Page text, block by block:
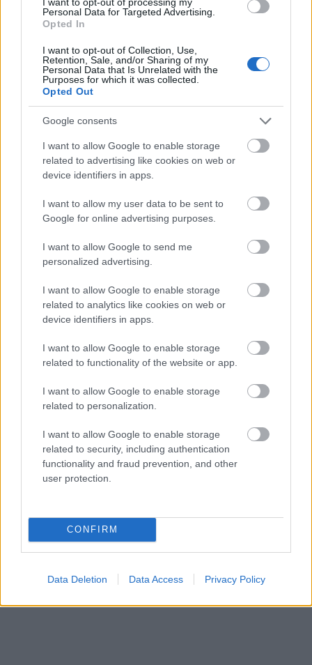
Personal Data for Targeted Advertising.
Opted In
I want to opt-out of Collection, Use,
Retention, Sale, and/or Sharing of my
Personal Data that Is Unrelated with the
Purposes for which it was collected.
Opted Out
Google consents
I want to allow Google to enable storage
related to advertising like cookies on web or
device identifiers in apps.
I want to allow my user data to be sent to
Google for online advertising purposes.
I want to allow Google to send me
personalized advertising.
I want to allow Google to enable storage
related to analytics like cookies on web or
device identifiers in apps.
I want to allow Google to enable storage
related to functionality of the website or app.
I want to allow Google to enable storage
related to personalization.
I want to allow Google to enable storage
related to security, including authentication
functionality and fraud prevention, and other
user protection.
CONFIRM
Data Deletion Data Access Privacy Policy
Το μεγάλο ρεκόρ του Κριστιάνο Ρονάλντο, που
δύσκολα θα καταρριφθεί
23:21
Νύχτα: Έβδομη σύλληψη για τις επιθέσεις σε
καταστήματα στην Πάτρα
Ο Ολυμπιακός ακίνδυνος δεν βρήκε λύσεις και
γκολ, έμεινε στο μηδέν με τη Ναϊμέγκεν
«Είχα για 2,5 χρόνια στον καταψύκτη τον νεκρό
της μητέρας μου», σοκαριστική ομολογία για τον
Μυστρά
«Ντου» της αστυνομίας στις φυλακές Άμφισσας
και Μαλανδρίνου, βρέθηκαν ναρκωτικά και
κινητά τηλέφωνα
Ινδονησία: Πιλότος πιάστηκε να μεταφέρει στη
βαλίτσα του πάνω από 70.000 χάπια ecstasy
Σύλληψη 46χρονου γιατί επέτρεψε σε ανήλικο
γιο του να κάνει jet ski
Πέθανε ο θρυλικός Γιώργος Μαρσέλος
Δυτική Αττική: Για 5η νύχτα συνεχίζεται η μάχη
με τις φλόγες, σε Λούμπα και Λάκκα Καλογήρου,
«Βρέθηκε εντός καταψύκτη σορός ανδρός, η
οποία ανήκει στον αποβιώσαντα 90χρονο», η
ΕΛΑΣ για τη φρίκη στον Μυστρά
Τα λιωμένα καλώδια της μεγάλης καταστροφής,
ΟΛΕΣ ΟΙ ΕΙΔΗΣΕΙΣ